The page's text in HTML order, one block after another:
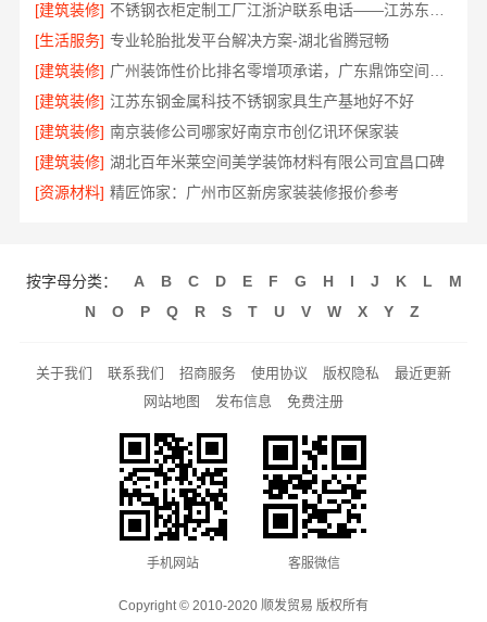
[建筑装修]
[生活服务] 专业轮胎批发平台解决方案-湖北省腾冠畅
[建筑装修]
[建筑装修] 江苏东钢金属科技不锈钢家具生产基地好不好
[建筑装修] 南京装修公司哪家好南京市创亿讯环保家装
[建筑装修] 湖北百年米莱空间美学装饰材料有限公司宜昌口碑
[资源材料] 精匠饰家：广州市区新房家装装修报价参考
按字母分类： A B C D E F G H I J K L
M
N
O P Q R S T U V W X Y Z
关于我们 联系我们 招商服务 使用协议 版权隐私
最近更新
网站地图
发布信息 免费注册
手机网站 客服微信
Copyright © 2010-2020 顺发贸易 版权所有